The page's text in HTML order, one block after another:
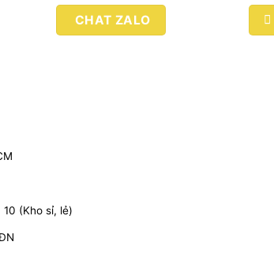
số
lượngCHAT ZALO
(Kho sỉ, lẻ)